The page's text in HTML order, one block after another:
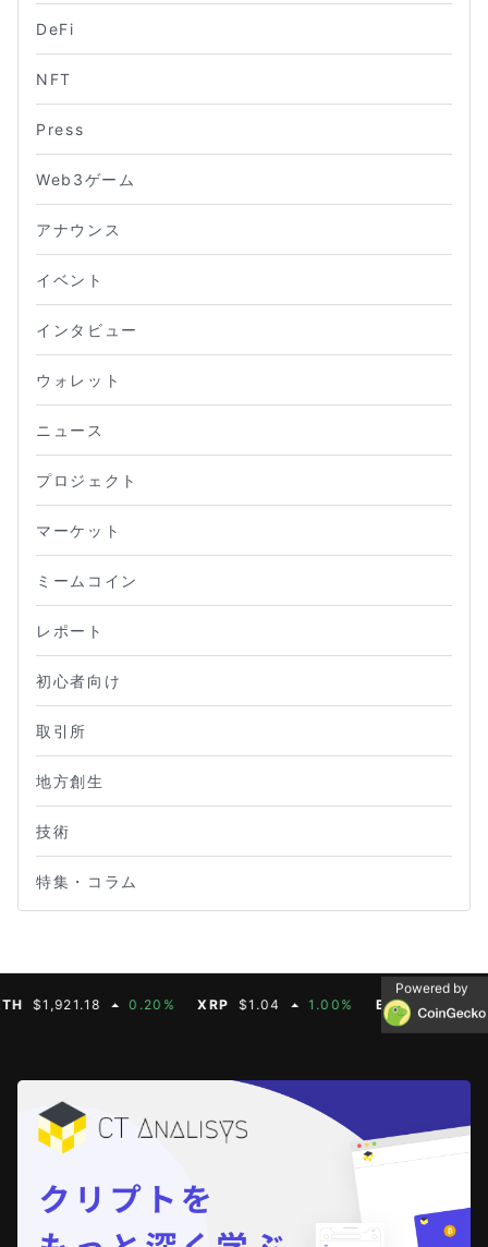
DeFi
NFT
Press
Web3ゲーム
アナウンス
イベント
インタビュー
ウォレット
ニュース
プロジェクト
マーケット
ミームコイン
レポート
初心者向け
取引所
地方創生
技術
特集・コラム
0.20% XRP $1.04 1.00% BNB $604.50
Powered by